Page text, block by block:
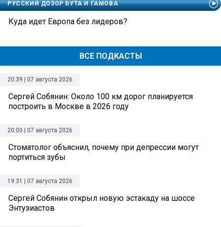
ВСЕ ПОДКАСТЫ
РУССКИЙ ДОЗОР БУТА И ГАМОВА
Куда идет Европа без лидеров?
20:39 | 07 августа 2026
Сергей Собянин: Около 100 км дорог планируется
построить в Москве в 2026 году
20:00 | 07 августа 2026
Стоматолог объяснил, почему при депрессии могут
портиться зубы
19:31 | 07 августа 2026
Сергей Собянин открыл новую эстакаду на шоссе
Энтузиастов